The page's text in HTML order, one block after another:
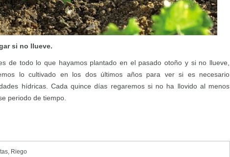
si no llueve.
de todo lo que hayamos plantado en el pasado otoño y si no llueve,
lo cultivado en los dos últimos años para ver si es necesario
hídricas. Cada quince días regaremos si no ha llovido al menos
periodo de tiempo.
Riego